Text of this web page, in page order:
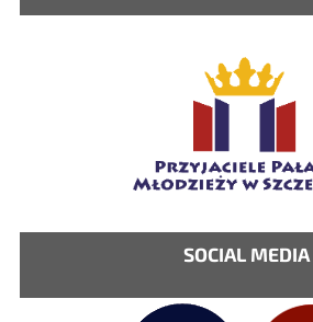
SOCIAL MEDIA